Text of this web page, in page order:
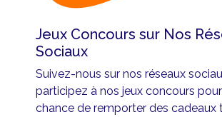
Jeux Concours sur Nos
Sociaux
Suivez-nous sur nos réseaux
participez à nos jeux concours
chance de remporter des cadeaux